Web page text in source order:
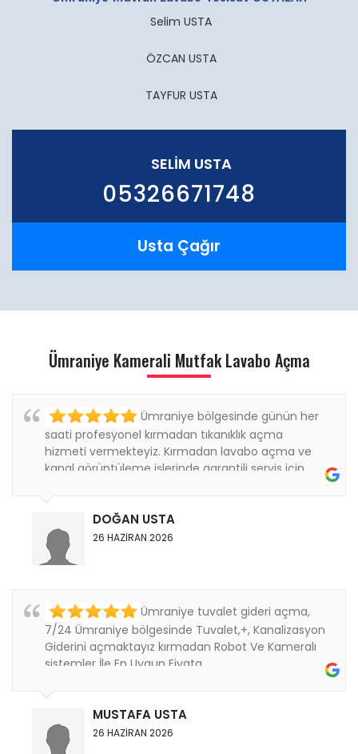
Selim USTA
ÖZCAN USTA
TAYFUR USTA
SELIM USTA
05326671748
Usta Çağır
Ümraniye Kamerali Mutfak Lavabo Açma
Ümraniye bölgesinde günün her
saati profesyonel kırmadan tıkanıklık açma
hizmeti vermekteyiz. Kırmadan lavabo açma ve
kanal görüntüleme işlerinde garantili servis için
DOĞAN USTA
26 HAZİRAN 2026
Ümraniye tuvalet gideri açma,
7/24 Ümraniye bölgesinde Tuvalet,+, Kanalizasyon
Giderini açmaktayız kırmadan Robot Ve Kameralı
sistemler İle En Uygun Fiyata ....
MUSTAFA USTA
26 HAZİRAN 2026